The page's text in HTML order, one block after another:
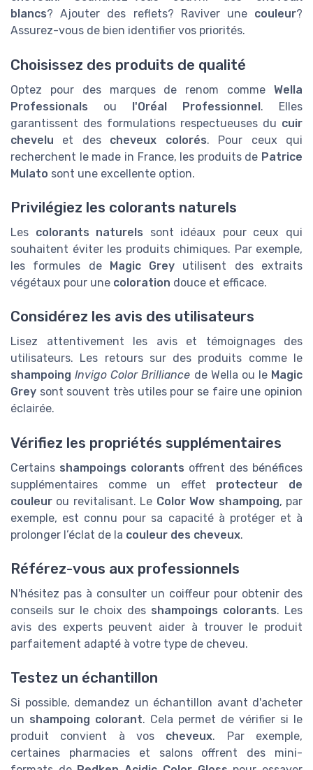
blancs? Ajouter des reflets? Raviver une couleur?
Assurez-vous de bien identifier vos priorités.
Choisissez des produits de qualité
Optez pour des marques de renom comme Wella
Professionals ou l'Oréal Professionnel. Elles
garantissent des formulations respectueuses du cuir
chevelu et des cheveux colorés. Pour ceux qui
recherchent le made in France, les produits de Patrice
Mulato sont une excellente option.
Privilégiez les colorants naturels
Les colorants naturels sont idéaux pour ceux qui
souhaitent éviter les produits chimiques. Par exemple,
les formules de Magic Grey utilisent des extraits
végétaux pour une coloration douce et efficace.
Considérez les avis des utilisateurs
Lisez attentivement les avis et témoignages des
utilisateurs. Les retours sur des produits comme le
shampoing Invigo Color Brilliance de Wella ou le Magic
Grey sont souvent très utiles pour se faire une opinion
éclairée.
Vérifiez les propriétés supplémentaires
Certains shampoings colorants offrent des bénéfices
supplémentaires comme un effet protecteur de
couleur ou revitalisant. Le Color Wow shampoing, par
exemple, est connu pour sa capacité à protéger et à
prolonger l’éclat de la couleur des cheveux.
Référez-vous aux professionnels
N'hésitez pas à consulter un coiffeur pour obtenir des
conseils sur le choix des shampoings colorants. Les
avis des experts peuvent aider à trouver le produit
parfaitement adapté à votre type de cheveu.
Testez un échantillon
Si possible, demandez un échantillon avant d'acheter
un shampoing colorant. Cela permet de vérifier si le
produit convient à vos cheveux. Par exemple,
certaines pharmacies et salons offrent des mini-